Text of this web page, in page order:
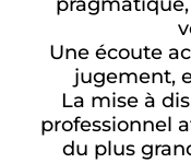
Une écoute
jugement,
La mise à
professionnel
du plus